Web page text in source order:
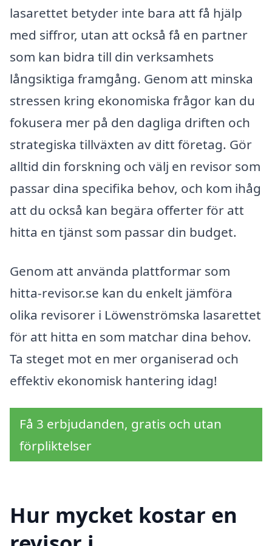
lasarettet betyder inte bara att få hjälp
med siffror, utan att också få en partner
som kan bidra till din verksamhets
långsiktiga framgång. Genom att minska
stressen kring ekonomiska frågor kan du
fokusera mer på den dagliga driften och
strategiska tillväxten av ditt företag. Gör
alltid din forskning och välj en revisor som
passar dina specifika behov, och kom ihåg
att du också kan begära offerter för att
hitta en tjänst som passar din budget.
Genom att använda plattformar som
hitta-revisor.se kan du enkelt jämföra
olika revisorer i Löwenströmska lasarettet
för att hitta en som matchar dina behov.
Ta steget mot en mer organiserad och
effektiv ekonomisk hantering idag!
Få 3 erbjudanden, gratis och utan
förpliktelser
Hur mycket kostar en